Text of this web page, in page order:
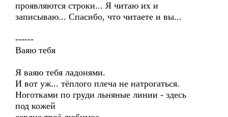
проявляются строки... Я читаю их и
записываю... Спасибо, что читаете и вы...
------
Ваяю тебя
Я ваяю тебя ладонями.
И вот уж... тёплого плеча не натрогаться.
Ноготками по груди льняные линии - здесь
под кожей